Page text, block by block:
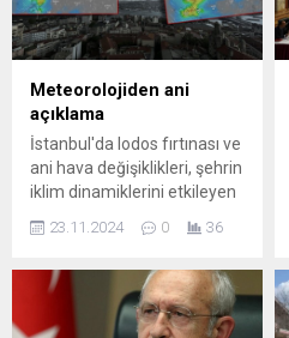
Meteorolojiden ani
açıklama
İstanbul'da lodos fırtınası ve
ani hava değişiklikleri, şehrin
iklim dinamiklerini etkileyen
önemli olaylardır. Bu yazıda,
lodosun etkileri, hava
İstanbul'da bu durumlarla
nasıl başa çıkılacağı
23.11.2024 0 36